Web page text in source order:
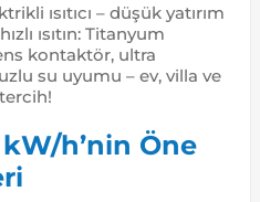
ısıtıcı – düşük yatırım
ısıtın: Titanyum
kontaktör, ultra
su uyumu – ev, villa ve
h’nin Öne